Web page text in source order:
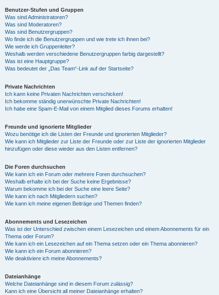
V
d
e
o
Benutzer-Stufen und Gruppen
Was sind Administratoren?
Was sind Moderatoren?
Was sind Benutzergruppen?
Wo finde ich die Benutzergruppen und wie trete ich ihnen bei?
Wie werde ich Gruppenleiter?
Weshalb werden verschiedene Benutzergruppen farbig dargestellt?
Was ist eine Hauptgruppe?
Was bedeutet der „Das Team“-Link auf der Startseite?
Private Nachrichten
Ich kann keine Privaten Nachrichten verschicken!
Ich bekomme ständig unerwünschte Private Nachrichten!
Ich habe eine Spam-E-Mail von einem Mitglied dieses Forums erhalten!
Freunde und ignorierte Mitglieder
Wozu benötige ich die Listen der Freunde und ignorierten Mitglieder?
Wie kann ich Mitglieder zur Liste der Freunde oder zur Liste der ignorierten Mitglieder
hinzufügen oder diese wieder aus den Listen entfernen?
Die Foren durchsuchen
Wie kann ich ein Forum oder mehrere Foren durchsuchen?
Weshalb erhalte ich bei der Suche keine Ergebnisse?
Warum bekomme ich bei der Suche eine leere Seite?
Wie kann ich nach Mitgliedern suchen?
Wie kann ich meine eigenen Beiträge und Themen finden?
Abonnements und Lesezeichen
Was ist der Unterschied zwischen einem Lesezeichen und einem Abonnements für ein
Thema oder Forum?
Wie kann ich ein Lesezeichen auf ein Thema setzen oder ein Thema abonnieren?
Wie kann ich ein Forum abonnieren?
Wie deaktiviere ich meine Abonnements?
Dateianhänge
Welche Dateianhänge sind in diesem Forum zulässig?
Kann ich eine Übersicht all meiner Dateianhänge erhalten?